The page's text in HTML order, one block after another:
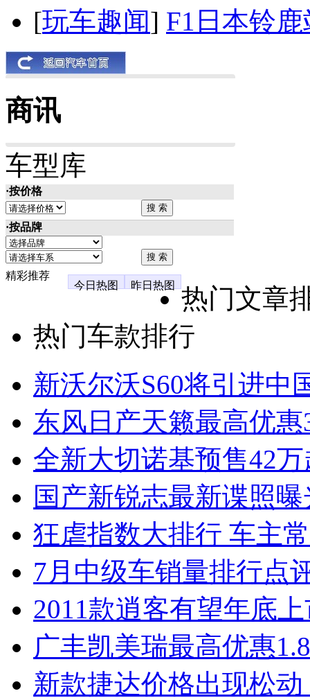
[玩车趣闻] F1日本铃
商讯
车型库
·按价格
·按品牌
精彩推荐
今日热图
昨日热图
热门文章
热门车款排行
新沃尔沃S60将引进中
东风日产天籁最高优
全新大切诺基预售42
国产新锐志最新谍照
狂虐指数大排行 车主
7月中级车销量排行点
2011款逍客有望年底
广丰凯美瑞最高优惠
新款捷达价格出现松